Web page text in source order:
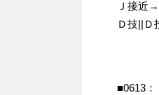
Ｊ接近
Ｄ技||Ｄ
■0613：